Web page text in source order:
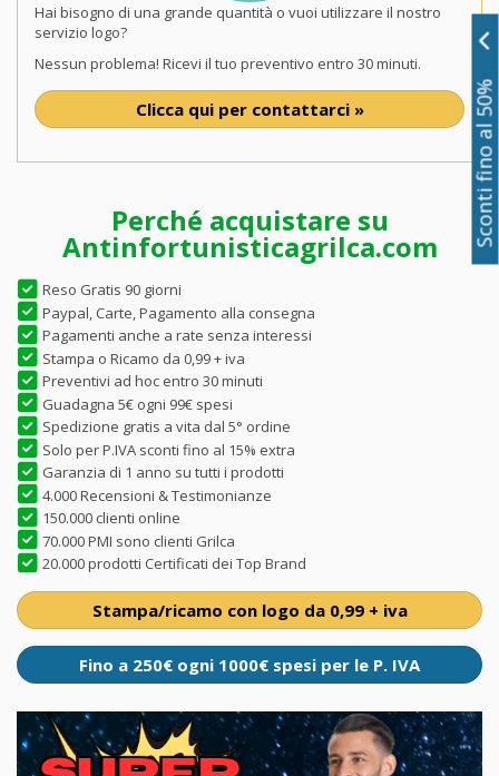
Hai bisogno di una grande quantità o vuoi utilizzare il nostro
servizio logo?
Nessun problema! Ricevi il tuo preventivo entro 30 minuti.
Clicca qui per contattarci »
Perché acquistare su
Antinfortunisticagrilca.com
Reso Gratis 90 giorni
Paypal, Carte, Pagamento alla consegna
Pagamenti anche a rate senza interessi
Stampa o Ricamo da 0,99 + iva
Preventivi ad hoc entro 30 minuti
Guadagna 5€ ogni 99€ spesi
Spedizione gratis a vita dal 5° ordine
Solo per P.IVA sconti fino al 15% extra
Garanzia di 1 anno su tutti i prodotti
4.000 Recensioni & Testimonianze
150.000 clienti online
70.000 PMI sono clienti Grilca
20.000 prodotti Certificati dei Top Brand
Stampa/ricamo con logo da 0,99 + iva
Fino a 250€ ogni 1000€ spesi per le P. IVA
Sconti fino al 50%